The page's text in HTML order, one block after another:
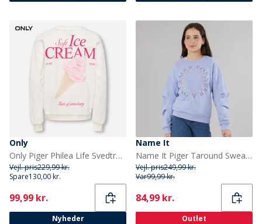
Only
Only Piger Philea Life Svedtrøje Cloud Dancer
Vejl. pris229,99 kr.
Spare130,00 kr.
Current
99,99 kr.
Nyheder
Name It
Name It Piger Taround Sweatshirt Easter Egg
Vejl. pris249,99 kr.
Var99,99 kr.
Current
84,99 kr.
Outlet